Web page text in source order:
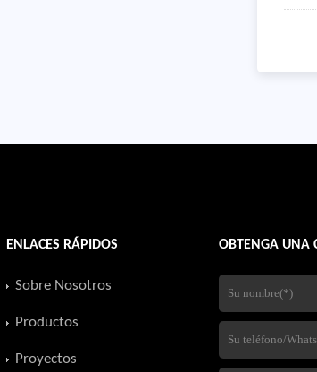
ENLACES RÁPIDOS
Sobre Nosotros
Productos
Proyectos
OBTENGA UNA